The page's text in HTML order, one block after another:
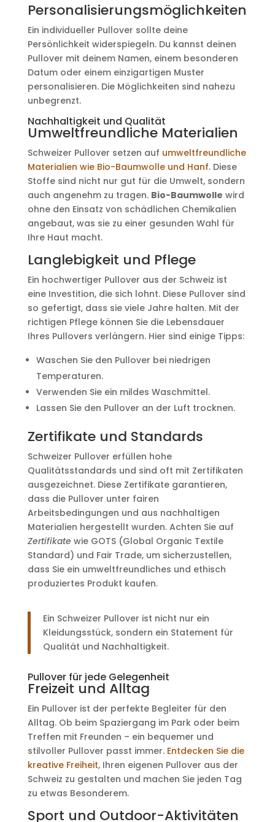
Personalisierungsmöglichkeiten
Ein individueller Pullover sollte deine
Persönlichkeit widerspiegeln. Du kannst deinen
Pullover mit deinem Namen, einem besonderen
Datum oder einem einzigartigen Muster
personalisieren. Die Möglichkeiten sind nahezu
unbegrenzt.
Nachhaltigkeit und Qualität
Umweltfreundliche Materialien
Schweizer Pullover setzen auf umweltfreundliche
Materialien wie Bio-Baumwolle und Hanf. Diese
Stoffe sind nicht nur gut für die Umwelt, sondern
auch angenehm zu tragen. Bio-Baumwolle wird
ohne den Einsatz von schädlichen Chemikalien
angebaut, was sie zu einer gesunden Wahl für
Ihre Haut macht.
Langlebigkeit und Pflege
Ein hochwertiger Pullover aus der Schweiz ist
eine Investition, die sich lohnt. Diese Pullover sind
so gefertigt, dass sie viele Jahre halten. Mit der
richtigen Pflege können Sie die Lebensdauer
Ihres Pullovers verlängern. Hier sind einige Tipps:
Waschen Sie den Pullover bei niedrigen
Temperaturen.
Verwenden Sie ein mildes Waschmittel.
Lassen Sie den Pullover an der Luft trocknen.
Zertifikate und Standards
Schweizer Pullover erfüllen hohe
Qualitätsstandards und sind oft mit Zertifikaten
ausgezeichnet. Diese Zertifikate garantieren,
dass die Pullover unter fairen
Arbeitsbedingungen und aus nachhaltigen
Materialien hergestellt wurden. Achten Sie auf
Zertifikate wie GOTS (Global Organic Textile
Standard) und Fair Trade, um sicherzustellen,
dass Sie ein umweltfreundliches und ethisch
produziertes Produkt kaufen.
Ein Schweizer Pullover ist nicht nur ein
Kleidungsstück, sondern ein Statement für
Qualität und Nachhaltigkeit.
Pullover für jede Gelegenheit
Freizeit und Alltag
Ein Pullover ist der perfekte Begleiter für den
Alltag. Ob beim Spaziergang im Park oder beim
Treffen mit Freunden – ein bequemer und
stilvoller Pullover passt immer. Entdecken Sie die
kreative Freiheit, Ihren eigenen Pullover aus der
Schweiz zu gestalten und machen Sie jeden Tag
zu etwas Besonderem.
Sport und Outdoor-Aktivitäten